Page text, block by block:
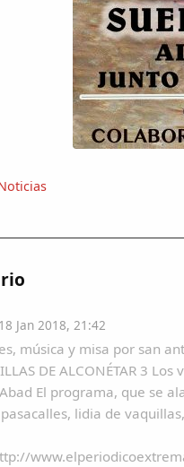
Jan 2018, 21:42
música y misa por san
DE ALCONÉTAR 3
El programa, que se
lidia de